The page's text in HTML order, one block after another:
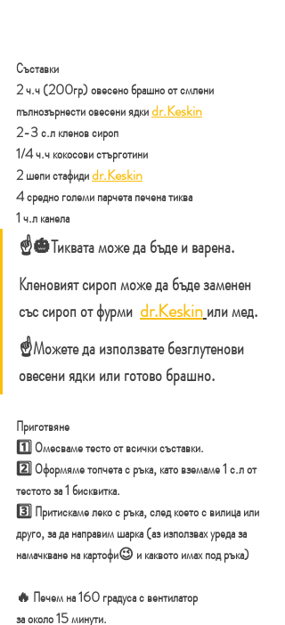
Съставки
2 ч.ч (200гр) овесено брашно от смлени
пълнозърнести овесени ядки dr.Keskin
2-3 с.л кленов сироп
1/4 ч.ч кокосови стърготини
2 шепи стафиди dr.Keskin
4 средно големи парчета печена тиква
1 ч.л канела
☝️🎃Тиквата може да бъде и варена.
Кленовият сироп може да бъде заменен
със сироп от фурми dr.Keskinили мед.
☝️Можете да използвате безглутенови
овесени ядки или готово брашно.
Приготвяне
1️⃣ Омесваме тесто от всички съставки.
2️⃣ Оформяме топчета с ръка, като вземаме 1 с.л от
тестото за 1 бисквитка.
3️⃣ Притискаме леко с ръка, след което с вилица или
друго, за да направим шарка (аз използвах уреда за
намачкване на картофи😉 и каквото имах под ръка)
🔥 Печем на 160 градуса с вентилатор
за около 15 минути.